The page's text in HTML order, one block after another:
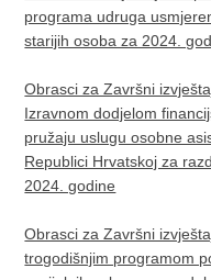
programa udruga
starijih osoba za 2024.
Obrasci za Završni
Izravnom dodjelom
pružaju uslugu osobne
Republici Hrvatskoj za
2024. godine
Obrasci za Završni
trogodišnjim programom